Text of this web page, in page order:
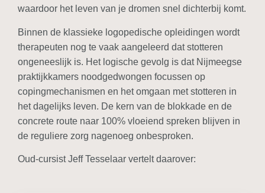
waardoor het leven van je dromen snel dichterbij komt.
Binnen de klassieke logopedische opleidingen wordt
therapeuten nog te vaak aangeleerd dat stotteren
ongeneeslijk is. Het logische gevolg is dat Nijmeegse
praktijkkamers noodgedwongen focussen op
copingmechanismen en het omgaan met stotteren in
het dagelijks leven. De kern van de blokkade en de
concrete route naar 100% vloeiend spreken blijven in
de reguliere zorg nagenoeg onbesproken.
Oud-cursist Jeff Tesselaar vertelt daarover: